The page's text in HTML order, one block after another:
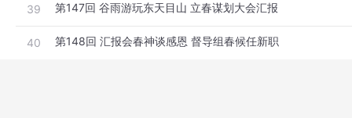
39 第147回 谷雨游玩东天目山 立春谋划大会汇报
40 第148回 汇报会春神谈感恩 督导组春候任新职